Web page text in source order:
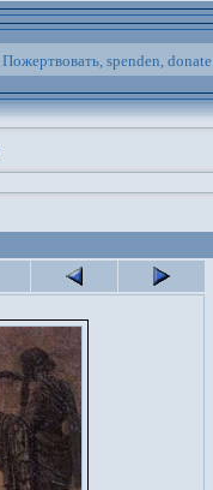
Пожертвовать, spenden, donate